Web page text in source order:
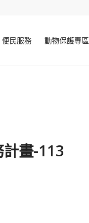
便民服務 動物保護專區
畫-113